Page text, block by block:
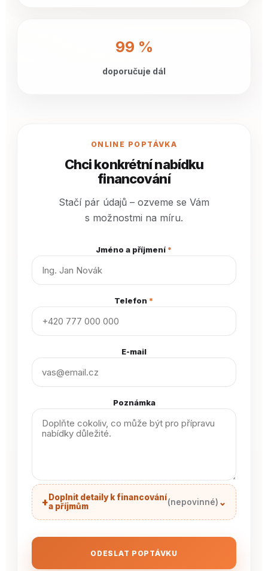
99 %
doporučuje dál
ONLINE POPTÁVKA
Chci konkrétní nabídku
financování
Stačí pár údajů – ozveme se Vám
s možnostmi na míru.
Jméno a příjmení *
Telefon *
E-mail
Poznámka
+ Doplnit detaily k financování
a příjmům
(nepovinné) ⌄
ODESLAT POPTÁVKU